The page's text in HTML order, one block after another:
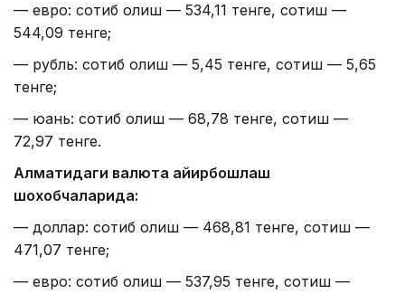
— евро: сотиб олиш — 534,11 тенге, сотиш —
544,09 тенге;
— рубль: сотиб олиш — 5,45 тенге, сотиш — 5,65
тенге;
— юань: сотиб олиш — 68,78 тенге, сотиш —
72,97 тенге.
Алматидаги валюта айирбошлаш
шохобчаларида:
— доллар: сотиб олиш — 468,81 тенге, сотиш —
471,07 тенге;
— евро: сотиб олиш — 537,95 тенге, сотиш —